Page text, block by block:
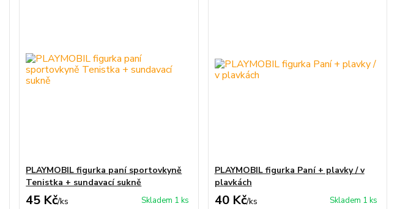
PLAYMOBIL figurka paní sportovkyně
Tenistka + sundavací sukně
45 Kč/ks Skladem 1 ks
PLAYMOBIL figurka Paní + plavky / v
plavkách
40 Kč/ks Skladem 1 ks